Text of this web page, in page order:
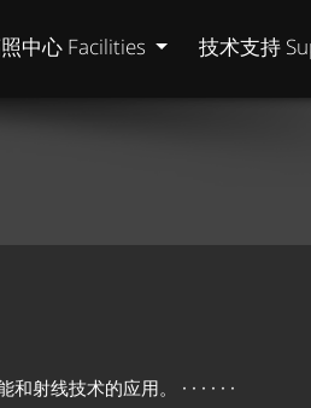
中心 Facilities 技术支持
线技术的应用。 · · · · · ·